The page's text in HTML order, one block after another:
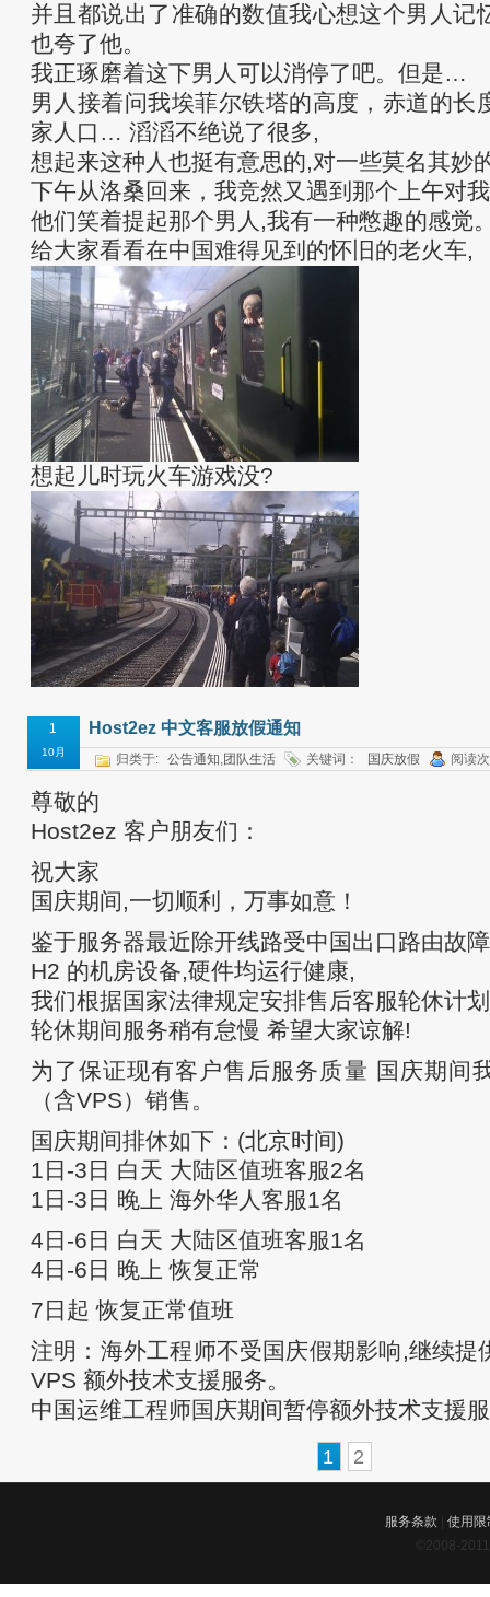
并且都说出了准确的数值我心想这个男人记
也夸了他。
我正琢磨着这下男人可以消停了吧。但是…
男人接着问我埃菲尔铁塔的高度，赤道的长
家人口… 滔滔不绝说了很多,
想起来这种人也挺有意思的,对一些莫名其妙
下午从洛桑回来，我竞然又遇到那个上午对
他们笑着提起那个男人,我有一种憋趣的感觉
给大家看看在中国难得见到的怀旧的老火车,
想起儿时玩火车游戏没?
1
10月
Host2ez 中文客服放假通知
归类于: 公告通知,团队生活 关键词： 国庆放假 阅读
尊敬的
Host2ez 客户朋友们：
祝大家
国庆期间,一切顺利，万事如意！
鉴于服务器最近除开线路受中国出口路由故
H2 的机房设备,硬件均运行健康,
我们根据国家法律规定安排售后客服轮休计
轮休期间服务稍有怠慢 希望大家谅解!
为了保证现有客户售后服务质量 国庆期间
（含VPS）销售。
国庆期间排休如下：(北京时间)
1日-3日 白天 大陆区值班客服2名
1日-3日 晚上 海外华人客服1名
4日-6日 白天 大陆区值班客服1名
4日-6日 晚上 恢复正常
7日起 恢复正常值班
注明：海外工程师不受国庆假期影响,继续提
VPS 额外技术支援服务。
中国运维工程师国庆期间暂停额外技术支援
1 2
服务条款
使用限
©2008-